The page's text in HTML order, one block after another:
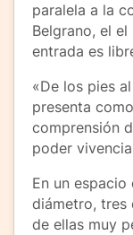
paralela a la
Belgrano, el el
entrada es
«De los pies
presenta
comprensión
poder
En un
diámetro, tres
de ellas muy